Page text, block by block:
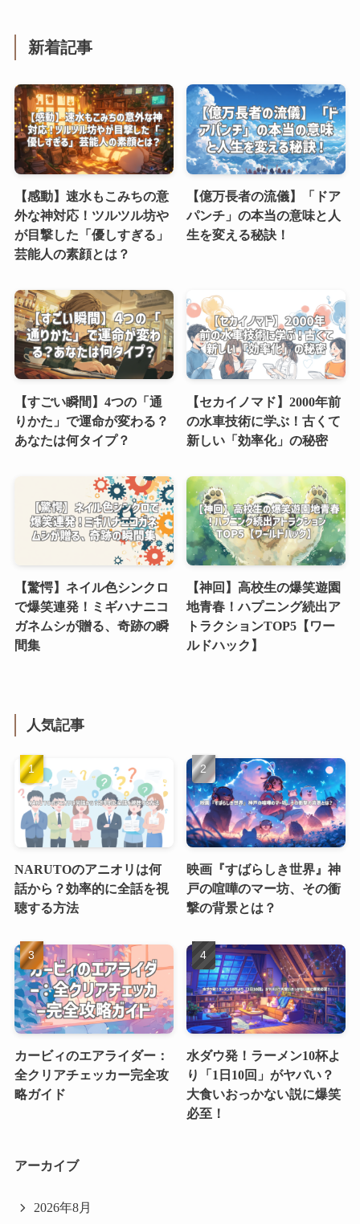
新着記事
【感動】速水もこみちの意
外な神対応！ツルツル坊や
が目撃した「優しすぎる」
芸能人の素顔とは？
【億万長者の流儀】「ドア
パンチ」の本当の意味と人
生を変える秘訣！
【すごい瞬間】4つの「通
りかた」で運命が変わる？
あなたは何タイプ？
【セカイノマド】2000年前
の水車技術に学ぶ！古くて
新しい「効率化」の秘密
【驚愕】ネイル色シンクロ
で爆笑連発！ミギハナニコ
ガネムシが贈る、奇跡の瞬
間集
【神回】高校生の爆笑遊園
地青春！ハプニング続出ア
トラクションTOP5【ワー
ルドハック】
人気記事
NARUTOのアニオリは何
話から？効率的に全話を視
聴する方法
映画『すばらしき世界』神
戸の喧嘩のマー坊、その衝
撃の背景とは？
カービィのエアライダー：
全クリアチェッカー完全攻
略ガイド
水ダウ発！ラーメン10杯よ
り「1日10回」がヤバい？
大食いおっかない説に爆笑
必至！
アーカイブ
2026年8月